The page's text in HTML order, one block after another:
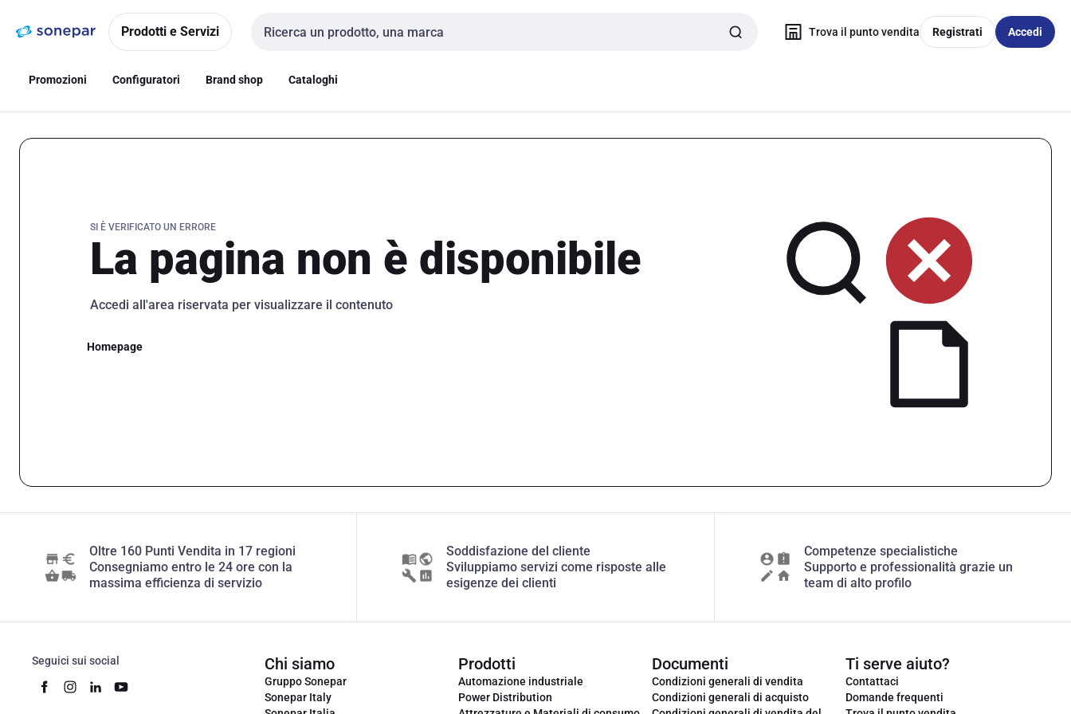
navigazionealla
Prodotti e Servizi
Cerca input
Trova il punto vendita Registrati Accedi
Promozioni Configuratori Brand shop Cataloghi
SI È VERIFICATO UN ERRORE
La pagina non è disponibile
Accedi all'area riservata per visualizzare il contenuto
Homepage
Oltre 160 Punti Vendita in 17 regioni
Consegniamo entro le 24 ore con la
massima efficienza di servizio
Soddisfazione del cliente
Sviluppiamo servizi come risposte alle
esigenze dei clienti
Competenze specialistiche
Supporto e professionalità grazie un
team di alto profilo
Seguici sui social Chi siamo
Gruppo Sonepar
Sonepar Italy
Prodotti
Automazione industriale
Power Distribution
Documenti
Condizioni generali di vendita
Condizioni generali di acquisto
Ti serve aiuto?
Contattaci
Domande frequenti